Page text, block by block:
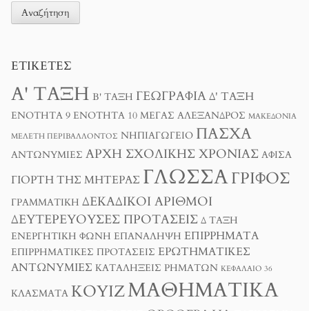
ΕΤΙΚΈΤΕΣ
Α' ΤΆΞΗ Β' ΤΆΞΗ ΓΕΩΓΡΑΦΊΑΔ' ΤΆΞΗ
ΕΝΌΤΗΤΑ 9 ΕΝΌΤΗΤΑ 10 ΜΈΓΑΣ ΑΛΈΞΑΝΔΡΟΣ ΜΑΚΕΔΟΝΊΑ
ΜΕΛΈΤΗ ΠΕΡΙΒΆΛΛΟΝΤΟΣ ΝΗΠΙΑΓΩΓΕΊΟ ΠΆΣΧΑ
ΑΝΤΩΝΥΜΊΕΣ ΑΡΧΉ ΣΧΟΛΙΚΉΣ ΧΡΟΝΙΆΣ ΑΦΊΣΑ
ΓΙΟΡΤΉ ΤΗΣ ΜΗΤΈΡΑΣ ΓΛΏΣΣΑΓΡΊΦΟΣ
ΓΡΑΜΜΑΤΙΚΉ ΔΕΚΑΔΙΚΟΊ ΑΡΙΘΜΟΊ
ΔΕΥΤΕΡΕΎΟΥΣΕΣ ΠΡΟΤΆΣΕΙΣ Δ ΤΑΞΗ
ΕΝΕΡΓΗΤΙΚΉ ΦΩΝΉ ΕΠΑΝΆΛΗΨΗ ΕΠΙΡΡΉΜΑΤΑ
ΕΠΙΡΡΗΜΑΤΙΚΈΣ ΠΡΟΤΆΣΕΙΣ ΕΡΩΤΗΜΑΤΙΚΈΣ
ΑΝΤΩΝΥΜΊΕΣ ΚΑΤΑΛΉΞΕΙΣ ΡΗΜΆΤΩΝ ΚΕΦΆΛΑΙΟ 36
ΚΛΆΣΜΑΤΑ ΚΟΥΊΖΜΑΘΗΜΑΤΙΚΆ